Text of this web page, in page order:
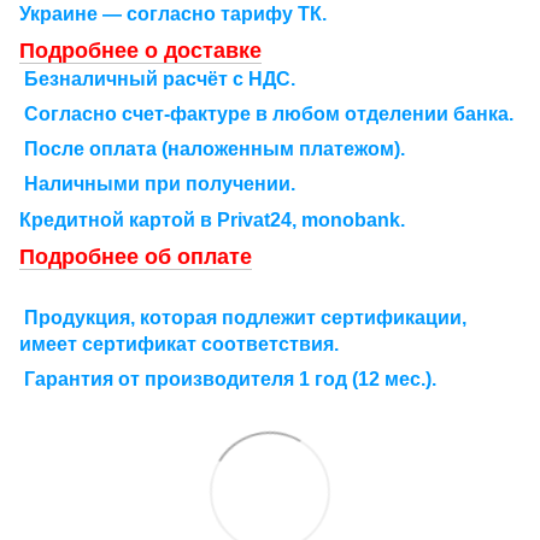
Украине — согласно тарифу ТК.
Подробнее о доставке
Безналичный расчёт с НДС.
Согласно счет-фактуре в любом отделении банка.
После оплата (наложенным платежом).
Наличными при получении.
Кредитной картой в Рrivat24, monobank.
Подробнее об оплате
Продукция, которая подлежит сертификации,
имеет сертификат соответствия.
Гарантия от производителя 1 год (12 мес.).